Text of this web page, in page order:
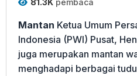
Mantan Ketua Umum
Indonesia (PWI) Pusat,
juga merupakan mantan
menghadapi berbagai